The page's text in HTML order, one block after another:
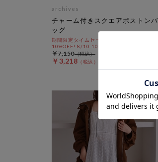
archives
チャーム付きスクエアボストンバ
ッグ
期間限定タイムセールSALE価格から更に
10%OFF! 8/10 10:00まで
￥3,218
￥7,150